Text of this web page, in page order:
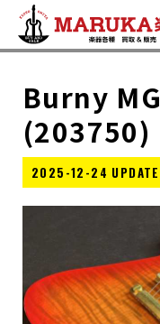
Burny
(203750)
2025-12-24 UPDATE